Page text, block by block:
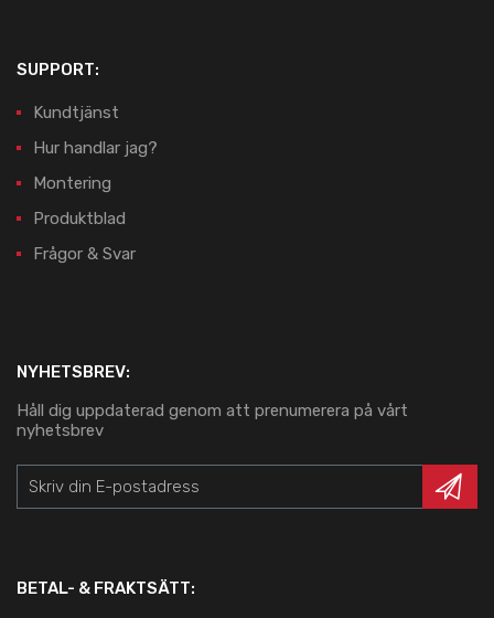
SUPPORT:
Kundtjänst
Hur handlar jag?
Montering
Produktblad
Frågor & Svar
NYHETSBREV:
Håll dig uppdaterad genom att prenumerera på vårt
nyhetsbrev
BETAL- & FRAKTSÄTT: